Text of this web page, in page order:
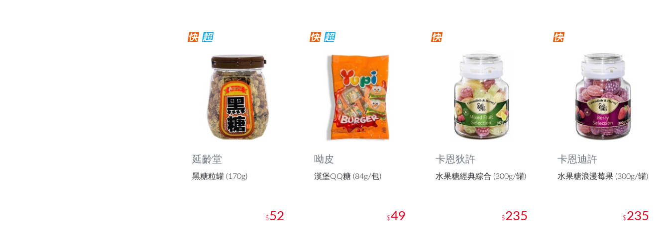
延齡堂
黑糖粒罐 (170g)
$52
呦皮
漢堡QQ糖 (84g/包)
$49
卡恩狄許
水果糖經典綜合 (300g/罐)
$235
卡恩迪許
水果糖浪漫莓果 (300g/罐)
$235